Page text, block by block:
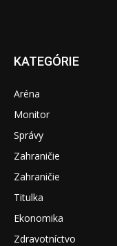
KATEGÓRIE
Aréna
Monitor
Správy
Zahraničie
Zahraničie
Titulka
Ekonomika
Zdravotníctvo